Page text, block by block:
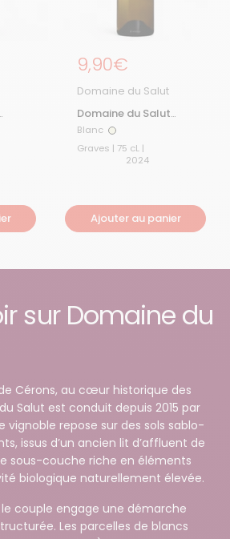
Prix régulier
9,90€
Domaine du Salut
Domaine du Salut
Blanc 2024
Blanc Blanc
Graves | 75 cL |
2024
Ajouter au panier
sur Domaine du
Cérons, au cœur historique des
Salut est conduit depuis 2015 par
vignoble repose sur des sols sablo-
issus d’un ancien lit d’affluent de
sous-couche riche en éléments
biologique naturellement élevée.
couple engage une démarche
Les parcelles de blancs